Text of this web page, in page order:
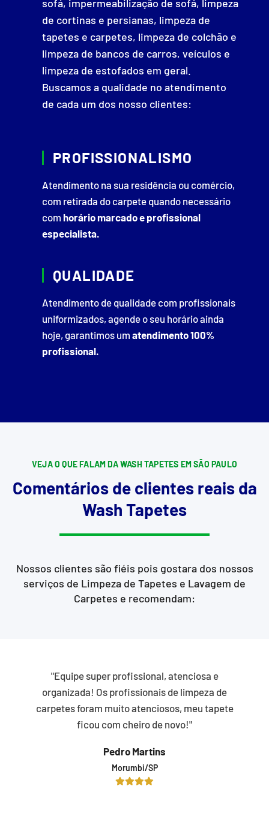
sofá, impermeabilização de sofá, limpeza
de cortinas e persianas, limpeza de
tapetes e carpetes, limpeza de colchão e
limpeza de bancos de carros, veículos e
limpeza de estofados em geral.
Buscamos a qualidade no atendimento
de cada um dos nosso clientes:
PROFISSIONALISMO
Atendimento na sua residência ou comércio,
com retirada do carpete quando necessário
com horário marcado e profissional
especialista.
QUALIDADE
Atendimento de qualidade com profissionais
uniformizados, agende o seu horário ainda
hoje, garantimos um atendimento 100%
profissional.
VEJA O QUE FALAM DA WASH TAPETES EM SÃO PAULO
Comentários de clientes reais da
Wash Tapetes
Nossos clientes são fiéis pois gostara dos nossos
serviços de Limpeza de Tapetes e Lavagem de
Carpetes e recomendam:
"Equipe super profissional, atenciosa e
organizada! Os profissionais de limpeza de
carpetes foram muito atenciosos, meu tapete
ficou com cheiro de novo!"
Pedro Martins
Morumbi/SP